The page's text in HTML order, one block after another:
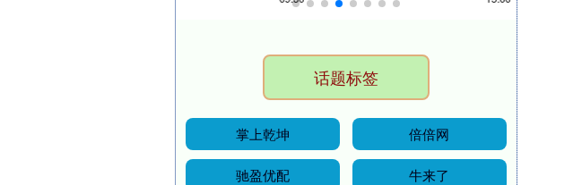
话题标签
掌上乾坤 倍倍网
驰盈优配 牛来了